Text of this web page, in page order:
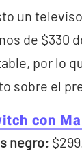
un
de $330
por lo
sobre el
con
negro: